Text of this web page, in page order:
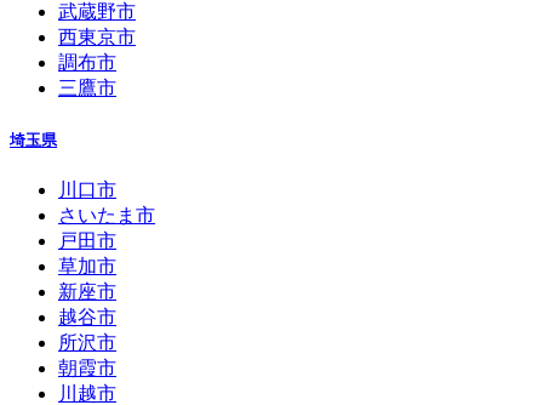
武蔵野市
西東京市
調布市
三鷹市
埼玉県
川口市
さいたま市
戸田市
草加市
新座市
越谷市
所沢市
朝霞市
川越市